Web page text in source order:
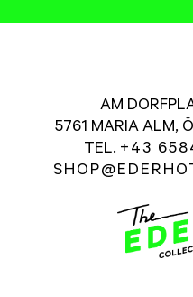
AM
5761 MARIA ALM,
TEL. +43